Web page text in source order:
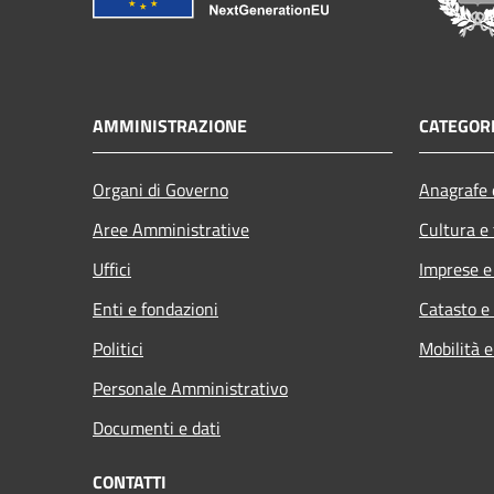
AMMINISTRAZIONE
Organi di Governo
Aree Amministrative
Uffici
Enti e fondazioni
Politici
Personale Amministrativo
Documenti e dati
Cultura
Imprese
Catasto
Mobilità
CONTATTI